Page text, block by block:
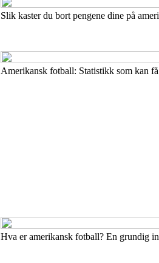
Slik kaster du bort pengene dine på
Amerikansk fotball: Statistikk som kan
Hva er amerikansk fotball? En grundig